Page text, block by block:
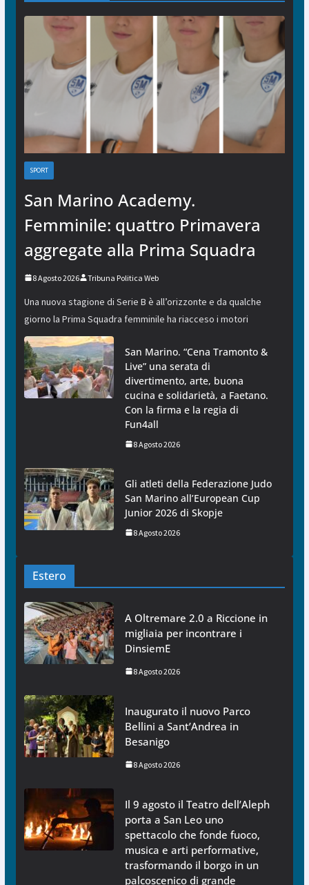
SPORT
San Marino Academy.
Femminile: quattro Primavera
aggregate alla Prima Squadra
8 Agosto 2026 Tribuna Politica Web
Una nuova stagione di Serie B è all’orizzonte e da qualche
giorno la Prima Squadra femminile ha riacceso i motori
San Marino. “Cena Tramonto &
Live” una serata di
divertimento, arte, buona
cucina e solidarietà, a Faetano.
Con la firma e la regia di
Fun4all
8 Agosto 2026
Gli atleti della Federazione Judo
San Marino all’European Cup
Junior 2026 di Skopje
8 Agosto 2026
Estero
A Oltremare 2.0 a Riccione in
migliaia per incontrare i
DinsiemE
8 Agosto 2026
Inaugurato il nuovo Parco
Bellini a Sant’Andrea in
Besanigo
8 Agosto 2026
Il 9 agosto il Teatro dell’Aleph
porta a San Leo uno
spettacolo che fonde fuoco,
musica e arti performative,
trasformando il borgo in un
palcoscenico di grande